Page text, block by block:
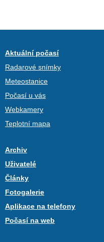
Aktuální počasí
Radarové snímky
Meteostanice
Počasí u vás
Webkamery
Teplotní mapa
Archiv
Uživatelé
Články
Fotogalerie
Aplikace na telefony
Počasí na web